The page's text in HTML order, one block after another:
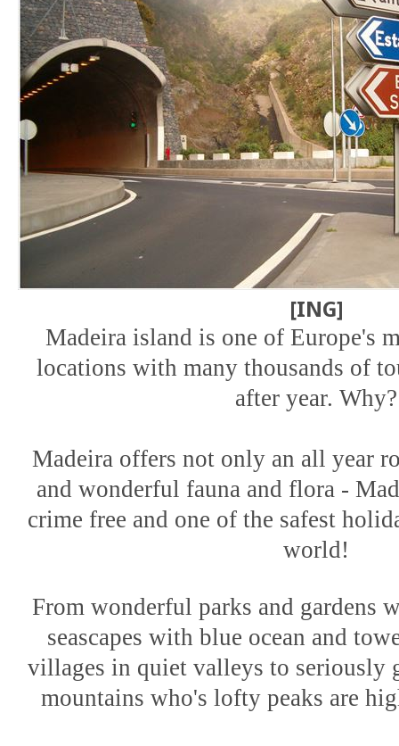
[ING]
Madeira island is one of Europe's
locations with many thousands of
after year. Why?
Madeira offers not only an all year
and wonderful fauna and flora -
crime free and one of the safest
world!
From wonderful parks and gardens
seascapes with blue ocean and
villages in quiet valleys to seriously
mountains who's lofty peaks are